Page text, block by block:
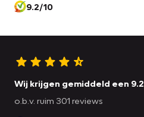
9.2/10
Wij krijgen gemiddeld een 9.2
o.b.v. ruim 301 reviews